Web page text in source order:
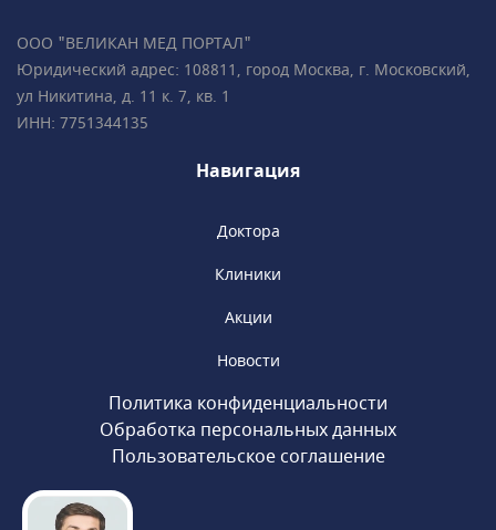
ООО "ВЕЛИКАН МЕД ПОРТАЛ"
Юридический адрес: 108811, город Москва, г. Московский,
ул Никитина, д. 11 к. 7, кв. 1
ИНН: 7751344135
Навигация
Доктора
Клиники
Акции
Новости
Политика конфиденциальности
Обработка персональных данных
Пользовательское соглашение